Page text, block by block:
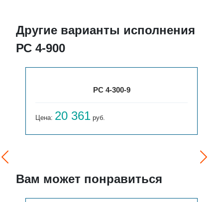
Другие варианты исполнения
РС 4-900
РС 4-300-9
Цена: 20 361 руб.
Вам может понравиться